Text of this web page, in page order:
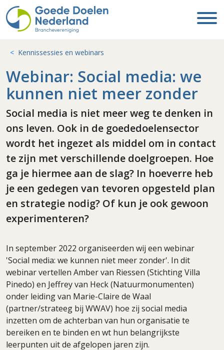
Kennissessies en webinars
Webinar: Social media: we
kunnen niet meer zonder
Social media is niet meer weg te denken in
ons leven. Ook in de goededoelensector
wordt het ingezet als middel om in contact
te zijn met verschillende doelgroepen. Hoe
ga je hiermee aan de slag? In hoeverre heb
je een gedegen van tevoren opgesteld plan
en strategie nodig? Of kun je ook gewoon
experimenteren?
In september 2022 organiseerden wij een webinar
'Social media: we kunnen niet meer zonder'. In dit
webinar vertellen Amber van Riessen (Stichting Villa
Pinedo) en Jeffrey van Heck (Natuurmonumenten)
onder leiding van Marie-Claire de Waal
(partner/strateeg bij WWAV) hoe zij social media
inzetten om de achterban van hun organisatie te
bereiken en te binden en wt hun belangrijkste
leerpunten uit de afgelopen jaren zijn.